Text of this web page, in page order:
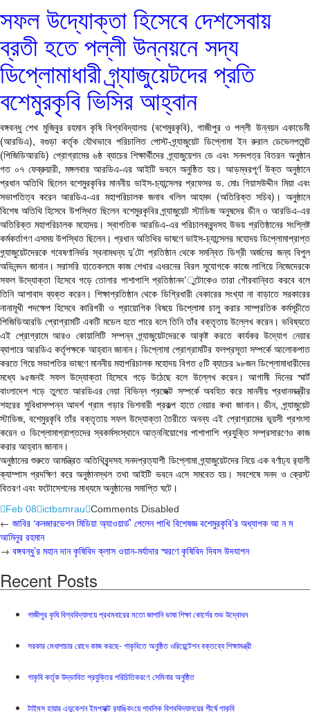
সফল উদ্যোক্তা হিসেবে দেশসেবায়
ব্রতী হতে পল্লী উন্নয়নে সদ্য
ডিপ্লোমাধারী গ্র্যাজুয়েটদের প্রতি
বশেমুরকৃবি ভিসির আহ্বান
বঙ্গবন্ধু শেখ মুজিবুর রহমান কৃষি বিশ্ববিদ্যালয় (বশেমুরকৃবি), গাজীপুর ও পল্লী উন্নয়ন একাডেমী
(আরডিএ), বগুড়া কর্তৃক যৌথভাবে পরিচালিত পোস্ট-গ্র্যাজুয়েট ডিপ্লোমা ইন রুরাল ডেভেলপমেন্ট
(পিজিডিআরডি) প্রোগ্রামের ৬ষ্ঠ ব্যাচের শিক্ষার্থীদের গ্র্যাজুয়েশন ডে এবং সনদপত্র বিতরন অনুষ্ঠান
গত ০৭ ফেব্রুয়ারী, মঙ্গলবার আরডিএ-এর আইটি ভবনে অনুষ্ঠিত হয়। আড়ম্বরপূর্ণ উক্ত অনুষ্ঠানে
প্রধান অতিথি ছিলেন বশেমুরকৃবির মাননীয় ভাইস-চ্যান্সেলর প্রফেসর ড. মোঃ গিয়াসউদ্দীন মিয়া এবং
সভাপতিত্ব করেন আরডিএ-এর মহাপরিচালক জনাব খলিল আহমদ (অতিরিক্ত সচিব)। অনুষ্ঠানে
বিশেষ অতিথি হিসেবে উপস্থিত ছিলেন বশেমুরকৃবির গ্র্যাজুয়েট স্টাডিজ অনুষদের ডীন ও আরডিএ-এর
অতিরিক্ত মহাপরিচালক মহোদয়। স্বাগতিক আরডিএ-এর পরিচালকবৃন্দসহ উভয় প্রতিষ্ঠানের সংশ্লিষ্ট
কর্মকর্তাগণ এসময় উপস্থিত ছিলেন। প্রধান অতিথির ভাষণে ভাইস-চ্যান্সেলর মহোদয় ডিপ্লোমাপ্রাপ্ত
গ্র্যাজুয়েটদেরকে গবেষণানির্ভর স্বনামধন্য দু’টো প্রতিষ্ঠান থেকে সমন্বিত ডিগ্রী অর্জনের জন্য বিপুল
অভিনন্দন জানান। সরাসরি হাতেকলমে কাজ শেখার এধরনের বিরল সুযোগকে কাজে লাগিয়ে নিজেদেরকে
সফল উদ্যোক্তা হিসেবে গড়ে তোলার পাশাপাশি প্রতিষ্ঠানদ’ুটোকেও তারা গৌরবান্বিত করবে বলে
তিনি আশাবাদ ব্যক্ত করেন। শিক্ষাপ্রতিষ্ঠান থেকে ডিগ্রিধারী বেকারের সংখ্যা না বাড়াতে সরকারের
নানামূখী পদক্ষেপ হিসেবে কারিগরী ও প্রায়োগিক বিষয়ে ডিপ্লোমা চালু করার সাম্প্রতিক কর্মসূচীতে
পিজিডিআরডি প্রোগ্রামটি একটি মডেল হতে পারে বলে তিনি তাঁর বক্তৃতায় উল্লেখ করেন। ভবিষ্যতে
এই প্রোগ্রামে আরও কোয়ালিটি সম্পন্ন গ্র্যাজুয়েটদেরকে আকৃষ্ট করতে কার্যকর উদ্যোগ নেয়ার
ব্যাপারে আরডিএ কর্তৃপক্ষকে আহ্বান জানান। ডিপ্লোমা প্রোগ্রামটির ফলপ্রসূতা সম্পর্কে আলোকপাত
করতে গিয়ে সভাপতির ভাষণে মাননীয় মহাপরিচালক মহোদয় বিগত ৫টি ব্যাচের ৯৮জন ডিপ্লোমাধারীদের
মধ্যে ৯৫জনই সফল উদ্যোক্তা হিসেবে গড়ে উঠেছে বলে উল্লেখ করেন। আগামী দিনের স্মার্ট
বাংলাদেশ গড়ে তুলতে আরডিএর নেয়া বিভিন্ন প্রজেক্ট সম্পর্কে অবহিত করে মাননীয় প্রধানমন্ত্রীর
শহরের সুবিধাসম্পন্ন আদর্শ গ্রাম গড়ার ভিশনারী প্রকল্প হাতে নেয়ার কথা জানান। ডীন, গ্র্যাজুয়েট
স্টাডিজ, বশেমুরকৃবি তাঁর বক্তৃতায় সফল উদ্যোক্তা তৈরীতে অনন্য এই প্রোগ্রামের ভূয়সী প্রশংসা
করেন ও ডিপ্লোমাপ্রাপ্তদের স্বকর্মসংস্থানে আত্ননিয়োগের পাশাপাশি প্রযুক্তি সম্প্রসারণেও কাজ
করার আহ্বান জানান।
অনুষ্ঠানের শুরুতে আমন্ত্রিত অতিথিবৃন্দসহ সনদপ্রত্যাশী ডিপ্লোমা গ্র্যাজুয়েটদের নিয়ে এক বর্ণাঢ্য র‌্যালী
ক্যাম্পাস প্রদক্ষিণ করে অনুষ্ঠানস্থল তথা আইটি ভবনে এসে সমবেত হয়। সবশেষে সনদ ও ক্রেস্ট
বিতরণ এবং ফটোসেশনের মাধ্যমে অনুষ্ঠানের সমাপ্তি ঘটে।
Feb 08 ictbsmrau Comments Disabled
← জাবির ‘কনজারভেশন মিডিয়া অ্যাওয়ার্ড’ পেলেন পাখি বিশেষজ্ঞ বশেমুরকৃবি’র অধ্যাপক আ ন ম
আমিনুর রহমান
→ বঙ্গবন্ধু’র মহান দান কৃষিবিদ ক্লাস ওয়ান-মর্যাদার স্মরণে কৃষিবিদ দিবস উদযাপন
Recent Posts
গাজীপুর কৃষি বিশ্ববিদ্যালয়ে প্রথমবারের মতো জাপানি ভাষা শিক্ষা কোর্সের শুভ উদ্বোধন
সরকার মেধাপাচার রোধে কাজ করছে- গাকৃবিতে অনুষ্ঠিত ওরিয়েন্টেশন বক্তব্যে শিক্ষামন্ত্রী
গাকৃবি কর্তৃক উদ্ভাবিত প্রযুক্তির পরিচিতিকরণে সেমিনার অনুষ্ঠিত
টাইমস হায়ার এডুকেশন ইমপ্যাক্ট র‍্যাঙ্কিংয়ে পাবলিক বিশ্ববিদ্যালয়ের শীর্ষে গাকৃবি